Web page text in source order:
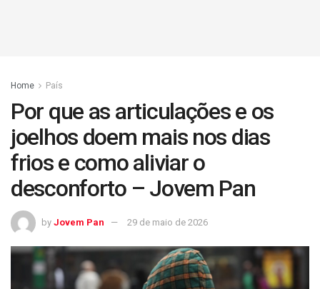
Home País
Por que as articulações e os
joelhos doem mais nos dias
frios e como aliviar o
desconforto – Jovem Pan
by Jovem Pan 29 de maio de 2026